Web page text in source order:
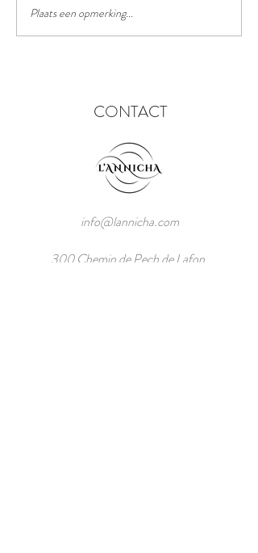
Het chinees lantaarn festival
Plaats een opmerking...
CONTACT
info@lannicha.com
300 Chemin de Pech de Lafon,